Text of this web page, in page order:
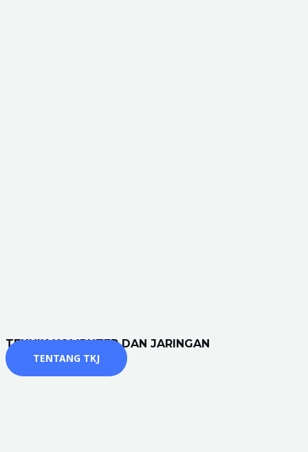
TEKNIK KOMPUTER DAN JARINGAN
TENTANG TKJ